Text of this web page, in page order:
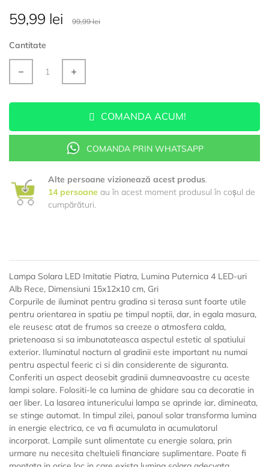
59,99 lei 99,99 lei
Cantitate
COMANDA ACUM!
COMANDA PRIN WHATSAPP
Alte persoane vizionează acest produs.
14 persoane au în acest moment produsul în coșul de
cumpărături.
Lampa Solara LED Imitatie Piatra, Lumina Puternica 4 LED-uri
Alb Rece, Dimensiuni 15x12x10 cm, Gri
Corpurile de iluminat pentru gradina si terasa sunt foarte utile
pentru orientarea in spatiu pe timpul noptii, dar, in egala masura,
ele reusesc atat de frumos sa creeze o atmosfera calda,
prietenoasa si sa imbunatateasca aspectul estetic al spatiului
exterior. Iluminatul nocturn al gradinii este important nu numai
pentru aspectul feeric ci si din considerente de siguranta.
Conferiti un aspect deosebit gradinii dumneavoastre cu aceste
lampi solare. Folositi-le ca lumina de ghidare sau ca decoratie in
aer liber. La lasarea intunericului lampa se aprinde iar, dimineata,
se stinge automat. In timpul zilei, panoul solar transforma lumina
in energie electrica, ce va fi acumulata in acumulatorul
incorporat. Lampile sunt alimentate cu energie solara, prin
urmare nu necesita cheltuieli financiare suplimentare. Poate fi